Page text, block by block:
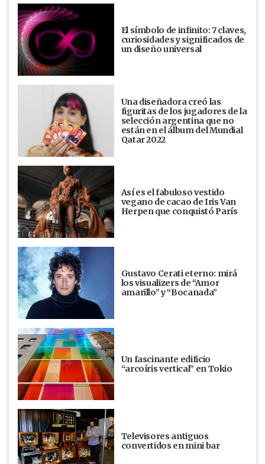
El símbolo de infinito: 7 claves,
curiosidades y significados de
un diseño universal
Una diseñadora creó las
figuritas de los jugadores de la
selección argentina que no
están en el álbum del Mundial
Qatar 2022
Así es el fabuloso vestido
vegano de cacao de Iris Van
Herpen que conquistó París
Gustavo Cerati eterno: mirá
los visualizers de “Amor
amarillo” y “Bocanada”
Un fascinante edificio
“arcoíris vertical” en Tokio
Televisores antiguos
convertidos en mini bar